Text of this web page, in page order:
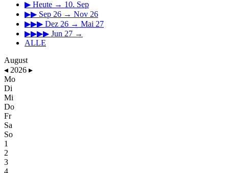
▶ Heute → 10. Sep
▶▶ Sep 26 → Nov 26
▶▶▶ Dez 26 → Mai 27
▶▶▶▶ Jun 27 →
ALLE
August
◂ 2026 ▸
Mo
Di
Mi
Do
Fr
Sa
So
1
2
3
4